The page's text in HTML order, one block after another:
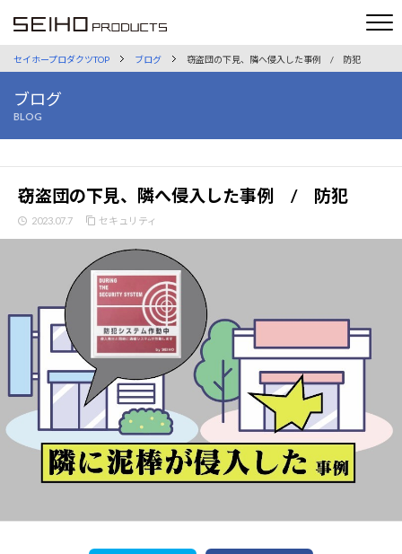
セイホープロダクツTOP ブログ 窃盗団の下見、隣へ侵入した事例 / 防犯
ブログ
BLOG
窃盗団の下見、隣へ侵入した事例 / 防犯
2023.07.7 セキュリティ